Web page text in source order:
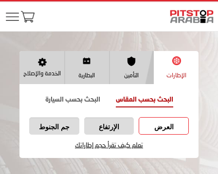
الإطارات التأمين البطارية الخدمة والإصلاح
البحث بحسب المقاس البحث بحسب السيارة
العرض الإرتفاع جم الجنوط
تعلم كيف تقرأ حجم إطاراتك